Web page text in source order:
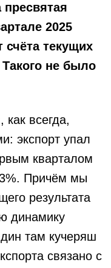
2025
текущих
не было
как всегда,
экспорт упал
кварталом
Причём мы
результата
динамику
там кучеряш
связано с